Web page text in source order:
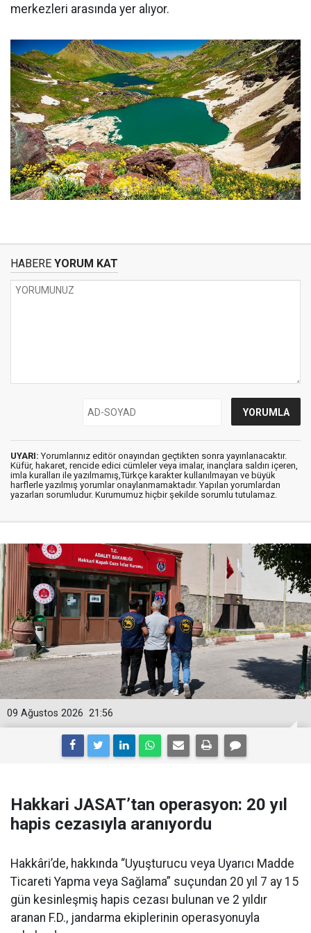
merkezleri arasında yer alıyor.
HABERE YORUM KAT
UYARI: Yorumlarınız editör onayından geçtikten sonra yayınlanacaktır.
Küfür, hakaret, rencide edici cümleler veya imalar, inançlara saldırı içeren,
imla kuralları ile yazılmamış,Türkçe karakter kullanılmayan ve büyük
harflerle yazılmış yorumlar onaylanmamaktadır. Yapılan yorumlardan
yazarları sorumludur. Kurumumuz hiçbir şekilde sorumlu tutulamaz.
21:56
09 Ağustos 2026
Hakkari JASAT’tan operasyon: 20 yıl
hapis cezasıyla aranıyordu
Hakkâri’de, hakkında “Uyuşturucu veya Uyarıcı Madde
Ticareti Yapma veya Sağlama” suçundan 20 yıl 7 ay 15
gün kesinleşmiş hapis cezası bulunan ve 2 yıldır
aranan F.D., jandarma ekiplerinin operasyonuyla